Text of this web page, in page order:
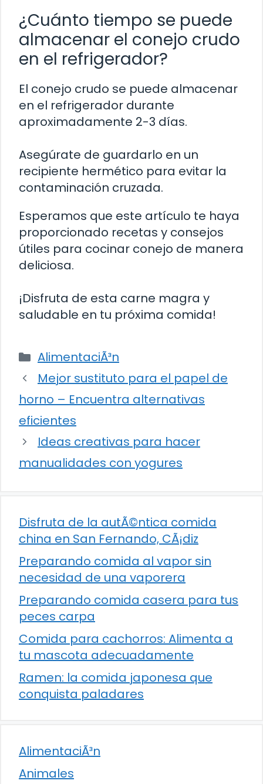
¿Cuánto tiempo se puede
almacenar el conejo crudo
en el refrigerador?
El conejo crudo se puede almacenar
en el refrigerador durante
aproximadamente 2-3 días.
Asegúrate de guardarlo en un
recipiente hermético para evitar la
contaminación cruzada.
Esperamos que este artículo te haya
proporcionado recetas y consejos
útiles para cocinar conejo de manera
deliciosa.
¡Disfruta de esta carne magra y
saludable en tu próxima comida!
Categorías
AlimentaciÃ³n
Mejor sustituto para el papel de
horno – Encuentra alternativas
eficientes
Ideas creativas para hacer
manualidades con yogures
Disfruta de la autÃ©ntica comida
china en San Fernando, CÃ¡diz
Preparando comida al vapor sin
necesidad de una vaporera
Preparando comida casera para tus
peces carpa
Comida para cachorros: Alimenta a
tu mascota adecuadamente
Ramen: la comida japonesa que
conquista paladares
AlimentaciÃ³n
Animales